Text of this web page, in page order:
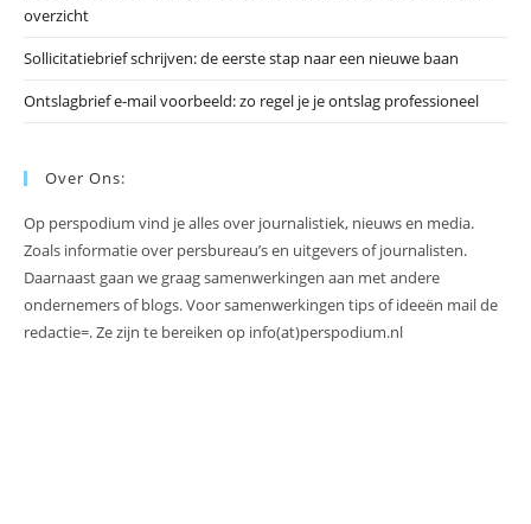
overzicht
Sollicitatiebrief schrijven: de eerste stap naar een nieuwe baan
Ontslagbrief e-mail voorbeeld: zo regel je je ontslag professioneel
Over Ons:
Op perspodium vind je alles over journalistiek, nieuws en media.
Zoals informatie over persbureau’s en uitgevers of journalisten.
Daarnaast gaan we graag samenwerkingen aan met andere
ondernemers of blogs. Voor samenwerkingen tips of ideeën mail de
redactie=. Ze zijn te bereiken op info(at)perspodium.nl